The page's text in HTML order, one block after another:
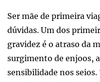
Ser mãe de primeira
dúvidas. Um dos
gravidez é o atraso da
surgimento de enjoos,
sensibilidade nos